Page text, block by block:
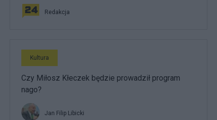
Redakcja
Kultura
Czy Miłosz Kłeczek będzie prowadził program
nago?
Jan Filip Libicki